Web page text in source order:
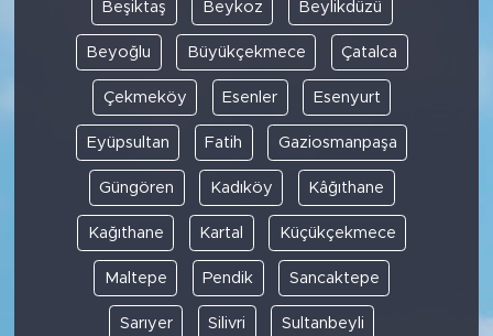
Beşiktaş Beykoz Beylikdüzü
Beyoğlu Büyükçekmece Çatalca
Çekmeköy Esenler Esenyurt
Eyüpsultan Fatih Gaziosmanpaşa
Güngören Kadıköy Kâğıthane
Kağıthane Kartal Küçükçekmece
Maltepe Pendik Sancaktepe
Sarıyer Silivri Sultanbeyli